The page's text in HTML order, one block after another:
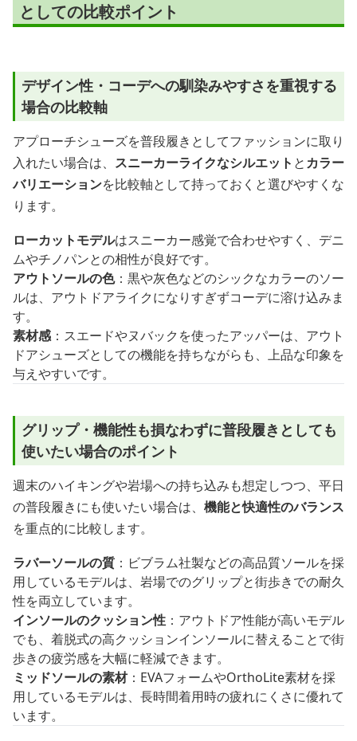
としての比較ポイント
デザイン性・コーデへの馴染みやすさを重視する
場合の比較軸
アプローチシューズを普段履きとしてファッションに取り
入れたい場合は、 スニーカーライクなシルエット とカラー
バリエーションを比較軸として持っておくと選びやすくな
ります。
ローカットモデルはスニーカー感覚で合わせやすく、デニ
ムやチノパンとの相性が良好です。
アウトソールの色：黒や灰色などのシックなカラーのソー
ルは、アウトドアライクになりすぎずコーデに溶け込みま
す。
素材感：スエードやヌバックを使ったアッパーは、アウト
ドアシューズとしての機能を持ちながらも、上品な印象を
与えやすいです。
グリップ・機能性も損なわずに普段履きとしても
使いたい場合のポイント
週末のハイキングや岩場への持ち込みも想定しつつ、平日
の普段履きにも使いたい場合は、 機能と快適性のバランス
を重点的に比較します。
ラバーソールの質 ：ビブラム社製などの高品質ソールを採
用しているモデルは、岩場でのグリップと街歩きでの耐久
性を両立しています。
インソールのクッション性 ：アウトドア性能が高いモデル
でも、着脱式の高クッションインソールに替えることで街
歩きの疲労感を大幅に軽減できます。
ミッドソールの素材：EVAフォームやOrthoLite素材を採
用しているモデルは、長時間着用時の疲れにくさに優れて
います。